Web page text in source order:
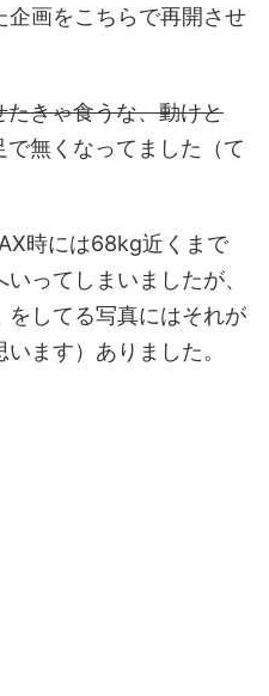
企画をこちらで再開させ
きゃ食うな、動けと
無くなってました（て
時には68kg近くまで
ってしまいましたが、
をしてる写真にはそれが
ます）ありました。